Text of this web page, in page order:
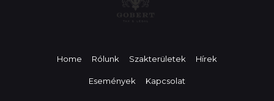
Home Rólunk Szakterületek Hírek
Események Kapcsolat